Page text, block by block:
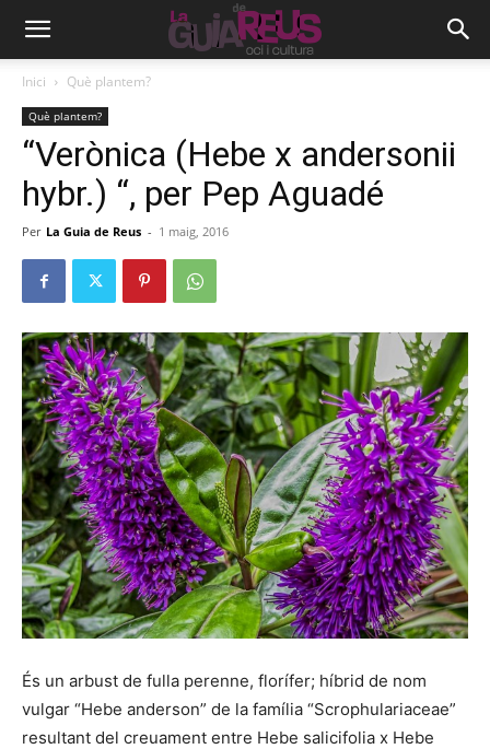
Inici Què plantem?
Què plantem?
“Verònica (Hebe x andersonii
hybr.) “, per Pep Aguadé
Per La Guia de Reus - 1 maig, 2016
És un arbust de fulla perenne, florífer; híbrid de nom
vulgar “Hebe anderson” de la família “Scrophulariaceae”
resultant del creuament entre Hebe salicifolia x Hebe